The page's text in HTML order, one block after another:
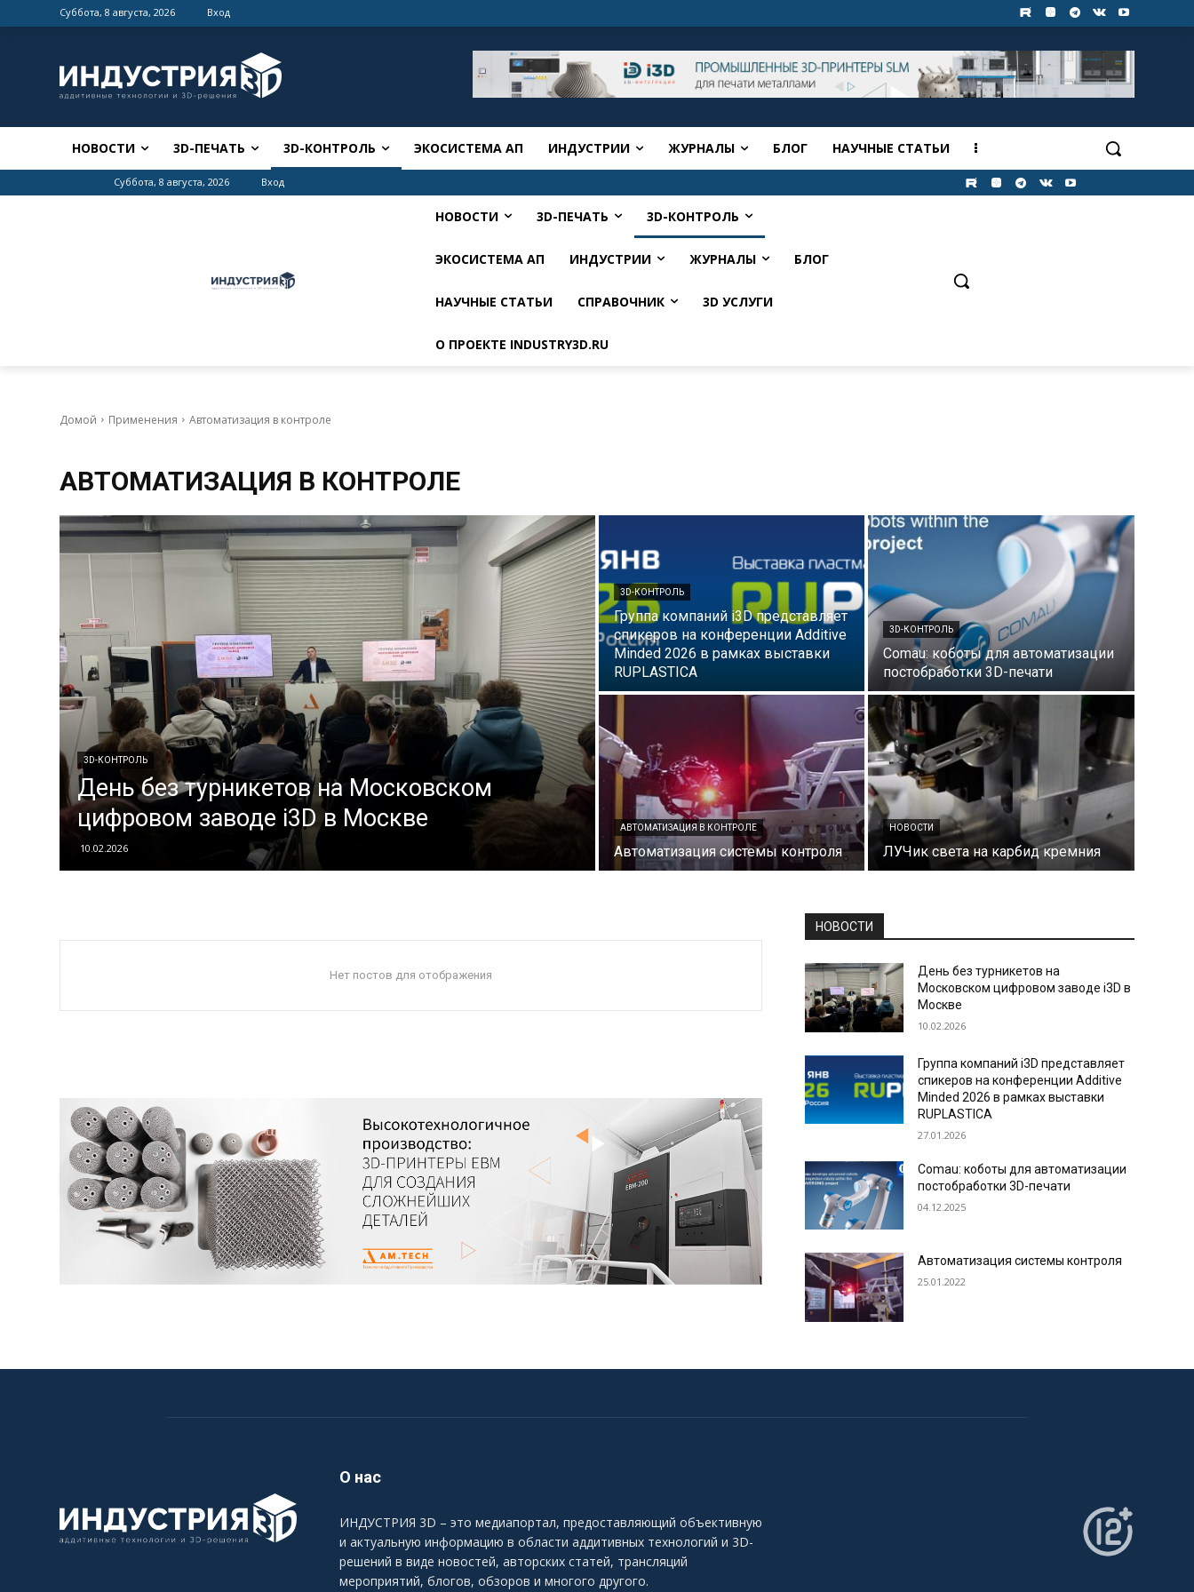
Суббота, 8 августа, 2026 Вход
НОВОСТИ 3D-ПЕЧАТЬ 3D-КОНТРОЛЬ ЭКОСИСТЕМА АП ИНДУСТРИИ ЖУРНАЛЫ БЛОГ НАУЧНЫЕ СТАТЬИ
Суббота, 8 августа, 2026 Вход
НОВОСТИ 3D-ПЕЧАТЬ 3D-КОНТРОЛЬ
ЭКОСИСТЕМА АП ИНДУСТРИИ ЖУРНАЛЫ БЛОГ
НАУЧНЫЕ СТАТЬИ СПРАВОЧНИК 3D УСЛУГИ
О ПРОЕКТЕ INDUSTRY3D.RU
Домой Применения Автоматизация в контроле
АВТОМАТИЗАЦИЯ В КОНТРОЛЕ
3D-КОНТРОЛЬ
День без турникетов на Московском
цифровом заводе i3D в Москве
10.02.2026
3D-КОНТРОЛЬ
Группа компаний i3D представляет
спикеров на конференции Additive
Minded 2026 в рамках выставки
RUPLASTICA
3D-КОНТРОЛЬ
Comau: коботы для автоматизации
постобработки 3D-печати
АВТОМАТИЗАЦИЯ В КОНТРОЛЕ
Автоматизация системы контроля
НОВОСТИ
ЛУЧик света на карбид кремния
Нет постов для отображения
НОВОСТИ
День без турникетов на
Московском цифровом заводе i3D в
Москве
10.02.2026
Группа компаний i3D представляет
спикеров на конференции Additive
Minded 2026 в рамках выставки
RUPLASTICA
27.01.2026
Comau: коботы для автоматизации
постобработки 3D-печати
04.12.2025
Автоматизация системы контроля
25.01.2022
О нас
ИНДУСТРИЯ 3D – это медиапортал, предоставляющий объективную
и актуальную информацию в области аддитивных технологий и 3D-
решений в виде новостей, авторских статей, трансляций
мероприятий, блогов, обзоров и многого другого.